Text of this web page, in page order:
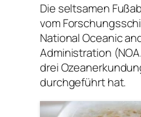
Die seltsamen
vom
National Oceanic
Administration
drei
durchgeführt hat.